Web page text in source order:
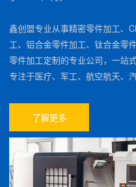
鑫创盟专业从事精密零件加工、
工、铝合金零件加工、钛合金零
零件加工定制的专业公司，一站
专注于医疗、军工、航空航天、
了解更多